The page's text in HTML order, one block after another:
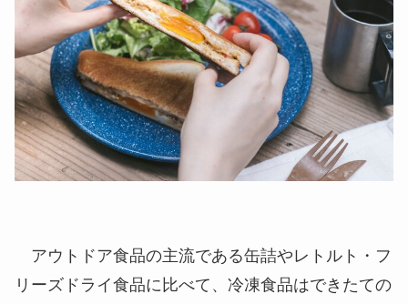
アウトドア食品の主流である缶詰やレトルト・フ
リーズドライ食品に比べて、 冷凍食品はできたての